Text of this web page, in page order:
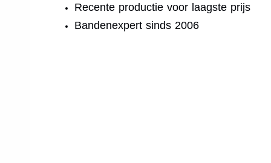
Recente productie voor laagste prijs
Bandenexpert sinds 2006